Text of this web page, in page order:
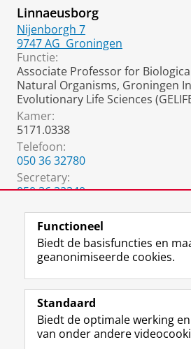
Linnaeusborg
Nijenborgh 7
9747 AG Groningen
Functie:
Associate Professor for
Natural Organisms, Groningen
Evolutionary Life Sciences
Kamer:
5171.0338
Telefoon:
050 36 32780
Secretary:
050 36 32340
Volg de RUG
F
a
e
b
L
i
k
e
Studiekiezers
Functioneel
Biedt de basisfuncties en
geanonimiseerde cookies.
Standaard
Biedt de optimale werking
van onder andere